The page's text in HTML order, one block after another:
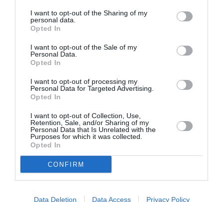
I want to opt-out of the Sharing of my
personal data.
Opted In
I want to opt-out of the Sale of my
Personal Data.
Opted In
I want to opt-out of processing my
Personal Data for Targeted Advertising.
Opted In
I want to opt-out of Collection, Use,
Retention, Sale, and/or Sharing of my
Personal Data that Is Unrelated with the
Purposes for which it was collected.
Opted In
CONFIRM
Data Deletion Data Access Privacy Policy
Η μακρά λίστα με
τις υποψηφιότητες
για το Βραβείο
Έκθεση Βιβλίου
2026 στο Ναύπλιο
την αποστασία,
– Ανακρίνοντας το